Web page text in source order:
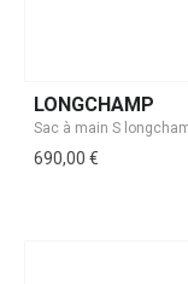
LONGCHAMP
690,00 €